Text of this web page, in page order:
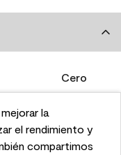
user experience
on our website.
la
el rendimiento y
compartimos
Cero